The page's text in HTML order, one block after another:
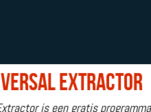
Extractor
is een gratis